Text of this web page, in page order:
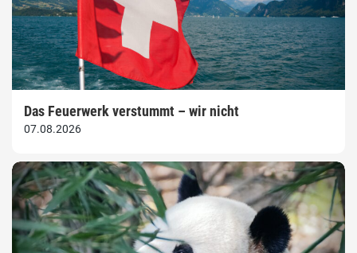
Das Feuerwerk verstummt – wir nicht
07.08.2026